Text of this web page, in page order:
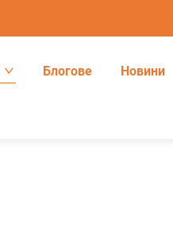
Блогове Новини